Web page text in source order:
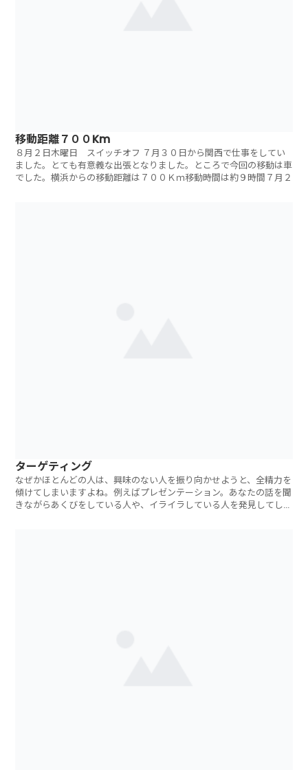
移動距離７００Km
８月２日木曜日 スイッチオフ ７月３０日から関西で仕事をしてい
ました。とても有意義な出張となりました。ところで今回の移動は車
でした。横浜からの移動距離は７００Ｋｍ移動時間は約９時間７月２
ターゲティング
なぜかほとんどの人は、興味のない人を振り向かせようと、全精力を
傾けてしまいますよね。例えばプレゼンテーション。あなたの話を聞
きながらあくびをしている人や、イライラしている人を発見してしま